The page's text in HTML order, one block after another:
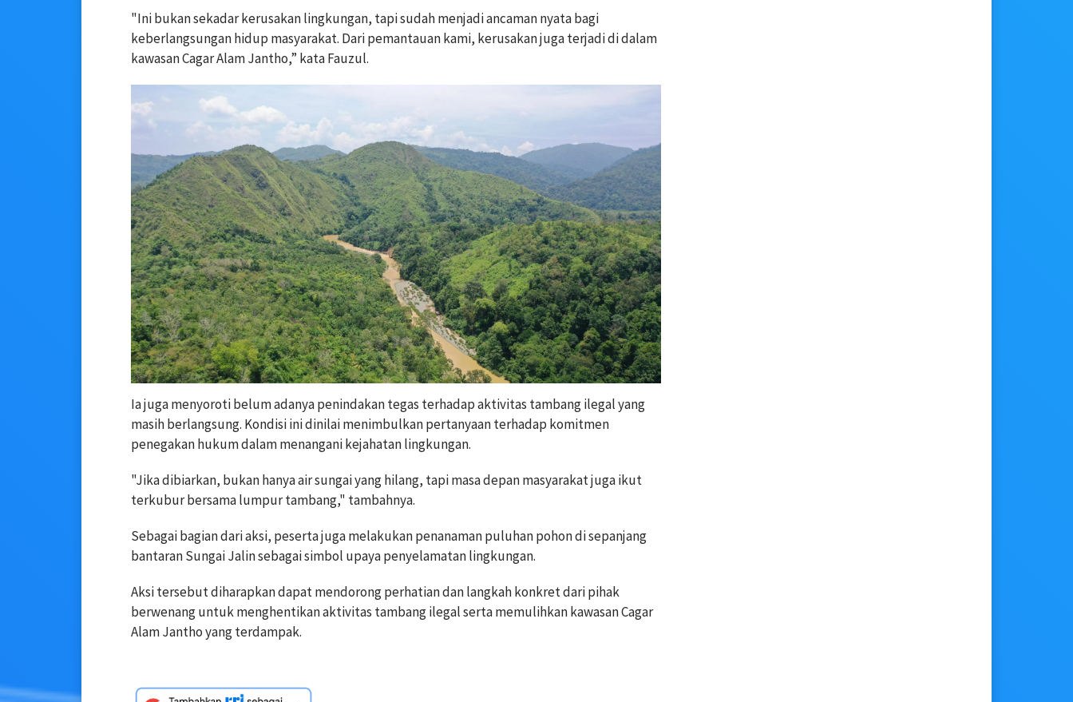
"Ini bukan sekadar kerusakan lingkungan, tapi sudah menjadi ancaman nyata bagi
keberlangsungan hidup masyarakat. Dari pemantauan kami, kerusakan juga terjadi di dalam
kawasan Cagar Alam Jantho,” kata Fauzul.
Ia juga menyoroti belum adanya penindakan tegas terhadap aktivitas tambang ilegal yang
masih berlangsung. Kondisi ini dinilai menimbulkan pertanyaan terhadap komitmen
penegakan hukum dalam menangani kejahatan lingkungan.
"Jika dibiarkan, bukan hanya air sungai yang hilang, tapi masa depan masyarakat juga ikut
terkubur bersama lumpur tambang," tambahnya.
Sebagai bagian dari aksi, peserta juga melakukan penanaman puluhan pohon di sepanjang
bantaran Sungai Jalin sebagai simbol upaya penyelamatan lingkungan.
Aksi tersebut diharapkan dapat mendorong perhatian dan langkah konkret dari pihak
berwenang untuk menghentikan aktivitas tambang ilegal serta memulihkan kawasan Cagar
Alam Jantho yang terdampak.